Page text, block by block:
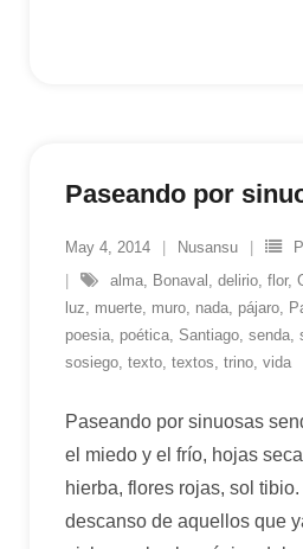
Paseando por
May 4, 2014 Nusansu
alma, Bonaval , delirio, flor,
luz, muerte, muro, nada, pájaro,
poesia, poética, Santiago, senda,
sosiego, texto, textos, trino, vida
Paseando por sinuosas
el miedo y el frío, hojas
hierba, flores rojas, sol
descanso de aquellos que